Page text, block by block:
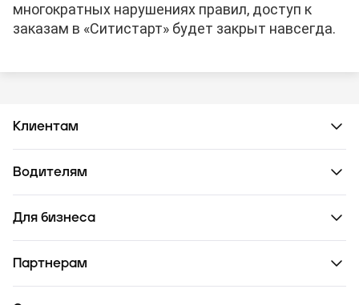
многократных нарушениях правил, доступ к
заказам в «Ситистарт» будет закрыт навсегда.
Клиентам
Водителям
Для бизнеса
Партнерам